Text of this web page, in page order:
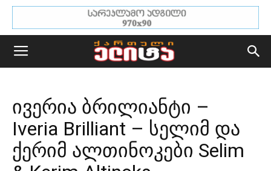
ივერია ბრილიანტი –
Iveria Brilliant – სელიმ და
ქერიმ ალთინოკები Selim